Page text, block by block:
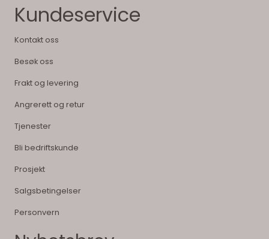
Kundeservice
Kontakt oss
Besøk oss
Frakt og levering
Angrerett og retur
Tjenester
Bli bedriftskunde
Prosjekt
Salgsbetingelser
Personvern